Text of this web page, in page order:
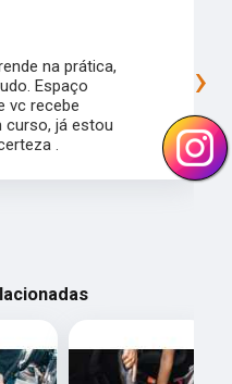
na prática,
Espaço
vc recebe
curso, já estou
.
›